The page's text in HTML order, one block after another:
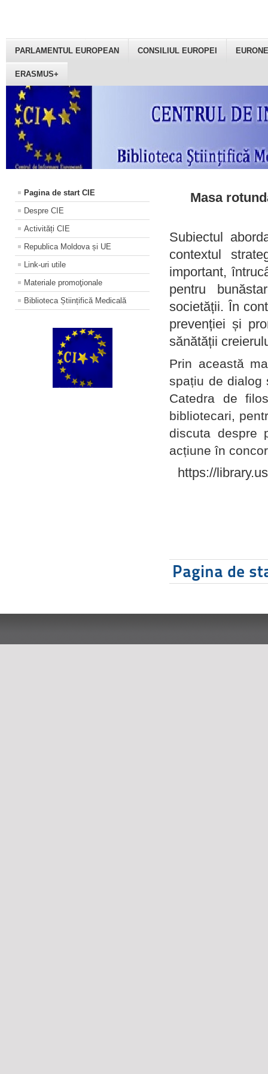
PARLAMENTUL EUROPEAN CONSILIUL EUROPEI
ERASMUS+
Pagina de start CIE
Despre CIE
Activități CIE
Republica Moldova și UE
Link-uri utile
Materiale promoţionale
Biblioteca Științifică Medicală
Masa
Subiectul
contextul
important,
pentru
societății. În
prevenției și
sănătății
Prin această
spațiu de dialog
Catedra de
bibliotecari,
discuta despre
acțiune în
https://
Pagina de